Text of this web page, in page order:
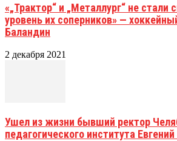
«„Трактор“ и „Металлург“ не стали
уровень их соперников» —
Баландин
2 декабря 2021
Ушел из жизни бывший ректор
педагогического института